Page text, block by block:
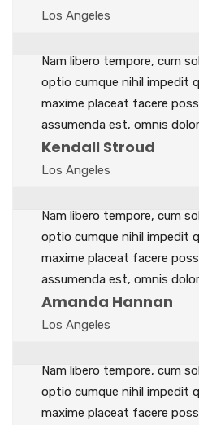
Los Angeles
Nam libero tempore, cum
optio cumque nihil impedit
maxime placeat facere
assumenda est, omnis
Kendall Stroud
Los Angeles
Nam libero tempore, cum
optio cumque nihil impedit
maxime placeat facere
assumenda est, omnis
Amanda Hannan
Los Angeles
Nam libero tempore, cum
optio cumque nihil impedit
maxime placeat facere